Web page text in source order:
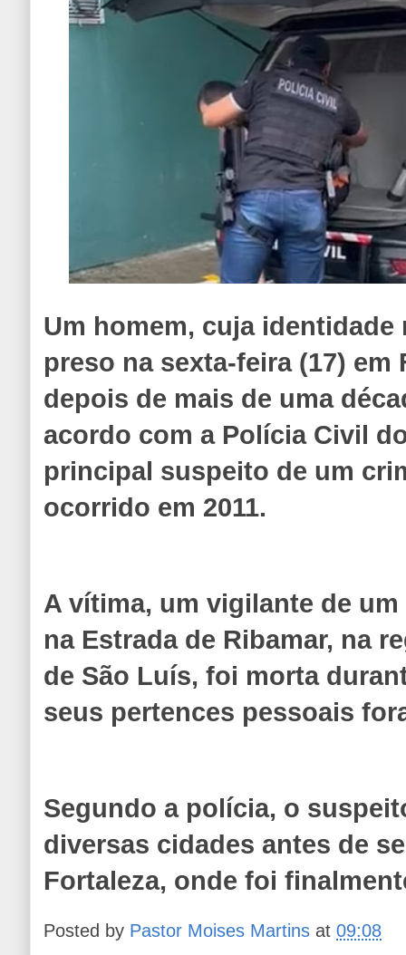
Um homem, cuja
preso na sexta-feira (17) em
depois de mais de uma
acordo com a Polícia Civil
principal suspeito de um
ocorrido em 2011.
A vítima, um vigilante de
na Estrada de Ribamar, na
de São Luís, foi morta
seus pertences pessoais
Segundo a polícia, o
diversas cidades antes de
Fortaleza, onde foi
Posted by Pastor Moises Martins at09:08